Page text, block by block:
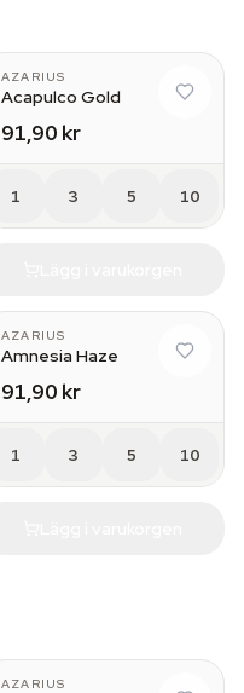
AZARIUS
Acapulco Gold
91,90 kr
1 3 5 10
AZARIUS
Amnesia Haze
91,90 kr
1 3 5 10
AZARIUS